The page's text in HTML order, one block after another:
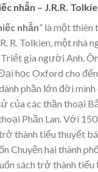
nhẫn – J.R.R.
nhẫn” là một
R. Tolkien, một nhà
gia người Anh.
học Oxford cho
phần lớn đời
của các thần thoại
Phần Lan. Với
thành tiểu thuyết
Chuyện hai thành
sách trở thành tiểu